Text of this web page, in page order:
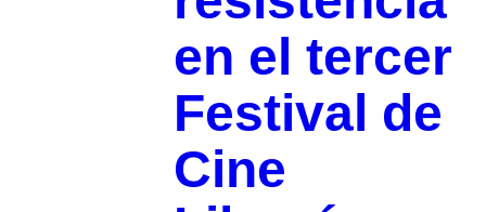
en el tercer
Festival de
Cine